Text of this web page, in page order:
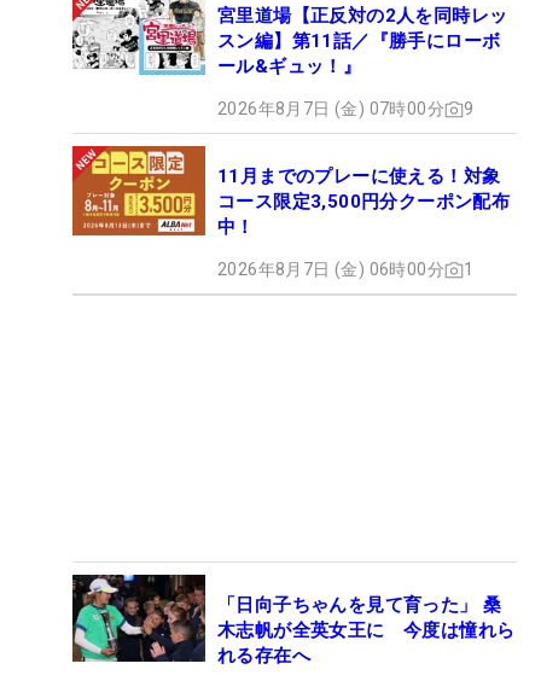
宮里道場【正反対の2人を同時レッ
スン編】第11話／『勝手にローボ
ール&ギュッ！』
2026年8月7日 (金) 07時00分 9
11月までのプレーに使える！対象
コース限定3,500円分クーポン配布
中！
2026年8月7日 (金) 06時00分 1
「日向子ちゃんを見て育った」 桑
木志帆が全英女王に 今度は憧れら
れる存在へ